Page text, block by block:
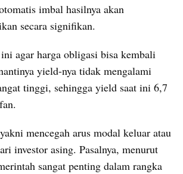
imbal hasilnya akan
secara signifikan.
agar harga obligasi bisa kembali
yield-nya tidak mengalami
tinggi, sehingga yield saat ini 6,7
mencegah arus modal keluar atau
investor asing. Pasalnya, menurut
sangat penting dalam rangka